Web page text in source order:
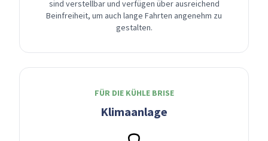
sind verstellbar und verfügen über ausreichend
Beinfreiheit, um auch lange Fahrten angenehm zu
gestalten.
FÜR DIE KÜHLE BRISE
Klimaanlage